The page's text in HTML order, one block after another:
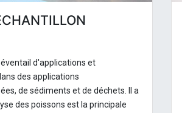
d'applications et
des applications
de sédiments et de déchets. Il a
des poissons est la principale